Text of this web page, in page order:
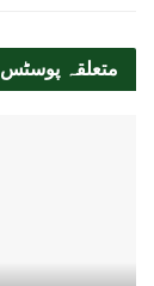
متعلقہ پوسٹس